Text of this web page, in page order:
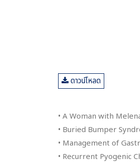
ดาวน์โหลด
• A Woman with
• Buried Bumper
• Management of
• Recurrent Pyogenic